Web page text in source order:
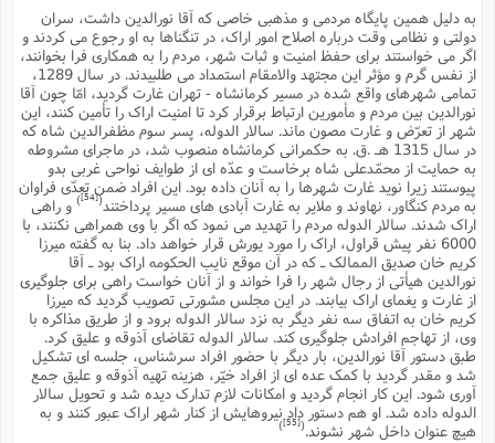
به دلیل همین پایگاه مردمى و مذهبى خاصى که آقا نورالدین داشت، سران
دولتى و نظامى وقت درباره اصلاح امور اراک، در تنگناها به او رجوع مى کردند و
اگر مى خواستند براى حفظ امنیت و ثبات شهر، مردم را به همکارى فرا بخوانند،
از نفس گرم و مؤثر این مجتهد والامقام استمداد مى طلبیدند. در سال 1289،
تمامى شهرهاى واقع شده در مسیر کرمانشاه - تهران غارت گردید، امّا چون آقا
نورالدین بین مردم و مأمورین ارتباط برقرار کرد تا امنیت اراک را تأمین کنند، این
شهر از تعرّض و غارت مصون ماند. سالار الدوله، پسر سوم مظفرالدین شاه که
در سال 1315 هـ .ق. به حکمرانى کرمانشاه منصوب شد، در ماجراى مشروطه
به حمایت از محمّدعلى شاه برخاست و عدّه اى از طوایف نواحى غربى بدو
پیوستند زیرا نوید غارت شهرها را به آنان داده بود. این افراد ضمن تعدّى فراوان
به مردم کنگاور، نهاوند و ملایر به غارت آبادى هاى مسیر پرداختند(
[54]
)و راهى
اراک شدند. سالار الدوله مردم را تهدید مى نمود که اگر با وى همراهى نکنند، با
6000 نفر پیش قراول، اراک را مورد یورش قرار خواهد داد. بنا به گفته میرزا
کریم خان صدیق الممالک ـ که در آن موقع نایب الحکومه اراک بود ـ آقا
نورالدین هیأتى از رجال شهر را فرا خواند و از آنان خواست راهى براى جلوگیرى
از غارت و یغماى اراک بیابند. در این مجلس مشورتى تصویب گردید که میرزا
کریم خان به اتفاق سه نفر دیگر به نزد سالار الدوله برود و از طریق مذاکره با
وى، از تهاجم افرادش جلوگیرى کند. سالار الدوله تقاضاى آذوقه و علیق کرد.
طبق دستور آقا نورالدین، بار دیگر با حضور افراد سرشناس، جلسه اى تشکیل
شد و مقدر گردید با کمک عده اى از افراد خیّر، هزینه تهیه آذوقه و علیق جمع
آورى شود. این کار انجام گردید و امکانات لازم تدارک دیده شد و تحویل سالار
الدوله داده شد. او هم دستور داد نیروهایش از کنار شهر اراک عبور کنند و به
هیچ عنوان داخل شهر نشوند.(
[55]
)